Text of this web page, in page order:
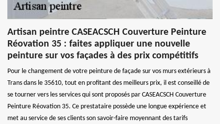
Artisan peintre CASEACSCH Couverture Peinture
Réovation 35 : faites appliquer une nouvelle
peinture sur vos façades à des prix compétitifs
Pour le changement de votre peinture de façade sur vos murs extérieurs à
Trans dans le 35610, tout en profitant des meilleurs prix, il est conseillé de
se tourner vers les services qui sont proposés par CASEACSCH Couverture
Peinture Réovation 35. Ce prestataire possède une longue expérience et
met au service de ses clients son savoir-faire moyennant des tarifs